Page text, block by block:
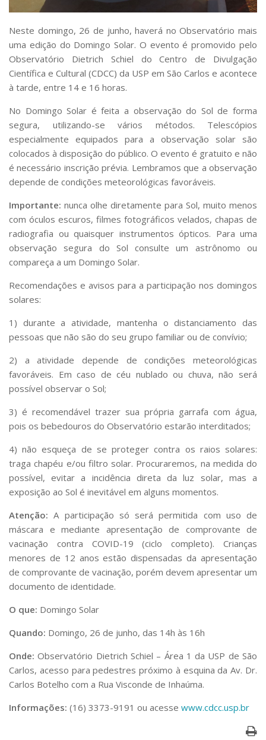
Serviços
Apoio ao Estudante
Segurança, Trânsito e Prevenção
RH, Administrativo e Financeiro
Outros serviços
Comunicação
Assessorias e Mídias
Aplicativos e Sites
Jornal da USP
Agenda de Eventos
Defesa de Teses
Neste domingo, 26 de junho, haverá no Observatório mais
uma edição do Domingo Solar. O evento é promovido pelo
Observatório Dietrich Schiel do Centro de Divulgação
Científica e Cultural (CDCC) da USP em São Carlos e acontece
à tarde, entre 14 e 16 horas.
No Domingo Solar é feita a observação do Sol de forma
segura, utilizando-se vários métodos. Telescópios
especialmente equipados para a observação solar são
colocados à disposição do público. O evento é gratuito e não
é necessário inscrição prévia. Lembramos que a observação
depende de condições meteorológicas favoráveis.
Importante: nunca olhe diretamente para Sol, muito menos
com óculos escuros, filmes fotográficos velados, chapas de
radiografia ou quaisquer instrumentos ópticos. Para uma
observação segura do Sol consulte um astrônomo ou
compareça a um Domingo Solar.
Recomendações e avisos para a participação nos domingos
solares:
1) durante a atividade, mantenha o distanciamento das
pessoas que não são do seu grupo familiar ou de convívio;
2) a atividade depende de condições meteorológicas
favoráveis. Em caso de céu nublado ou chuva, não será
possível observar o Sol;
3) é recomendável trazer sua própria garrafa com água,
pois os bebedouros do Observatório estarão interditados;
4) não esqueça de se proteger contra os raios solares:
traga chapéu e/ou filtro solar. Procuraremos, na medida do
possível, evitar a incidência direta da luz solar, mas a
exposição ao Sol é inevitável em alguns momentos.
Atenção: A participação só será permitida com uso de
máscara e mediante apresentação de comprovante de
vacinação contra COVID-19 (ciclo completo). Crianças
menores de 12 anos estão dispensadas da apresentação
de comprovante de vacinação, porém devem apresentar um
documento de identidade.
O que: Domingo Solar
Quando: Domingo, 26 de junho, das 14h às 16h
Onde: Observatório Dietrich Schiel – Área 1 da USP de São
Carlos, acesso para pedestres próximo à esquina da Av. Dr.
Carlos Botelho com a Rua Visconde de Inhaúma.
Informações: (16) 3373-9191 ou acesse www.cdcc.usp.br